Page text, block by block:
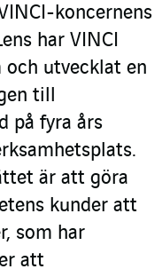
koncernens
har VINCI
utvecklat en
till
på fyra års
är att göra
kunder att
som har
att